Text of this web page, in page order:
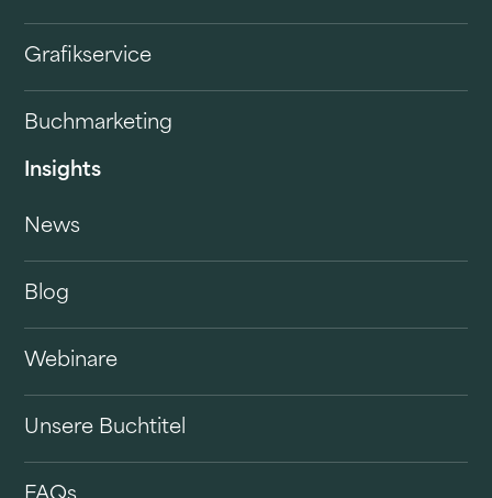
Grafikservice
Buchmarketing
Insights
News
Blog
Webinare
Unsere Buchtitel